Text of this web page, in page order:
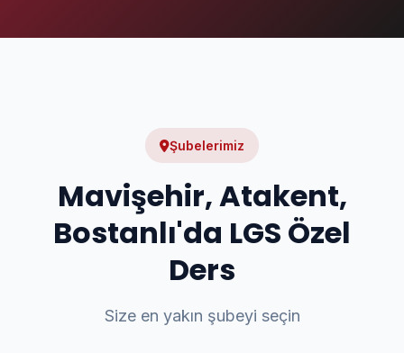
Şubelerimiz
Mavişehir, Atakent,
Bostanlı'da LGS Özel
Ders
Size en yakın şubeyi seçin